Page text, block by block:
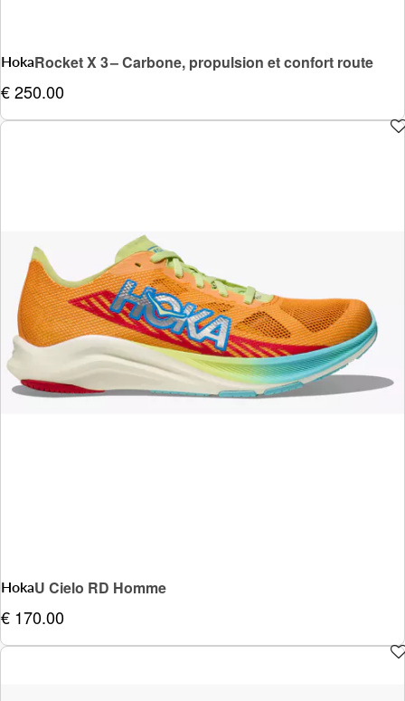
HokaRocket X 3 – Carbone, propulsion et confort route
€ 250.00
HokaU Cielo RD Homme
€ 170.00